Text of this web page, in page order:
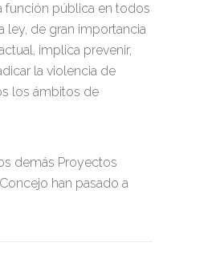
función pública en todos
ley, de gran importancia
implica prevenir,
la violencia de
los ámbitos de
demás Proyectos
han pasado a